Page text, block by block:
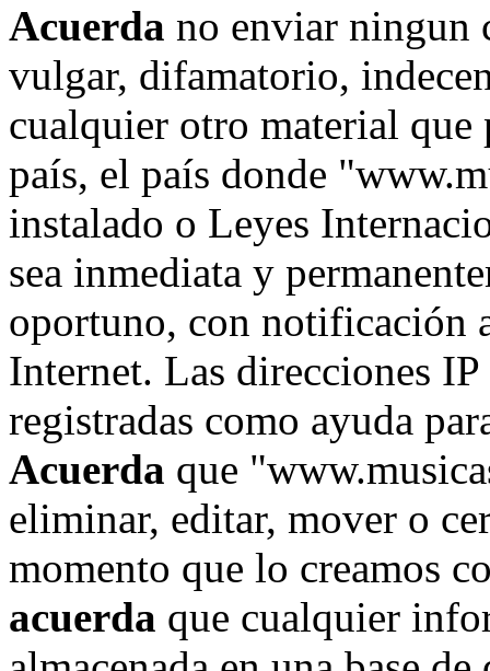
Acuerda no enviar ningun
vulgar, difamatorio,
cualquier otro material
país, el país donde
instalado o Leyes
sea inmediata y
oportuno, con notificación
Internet. Las direcciones
registradas como ayuda
Acuerda que
eliminar, editar, mover o
momento que lo creamos
acuerda que cualquier